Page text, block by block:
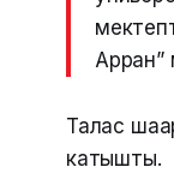
Талас
катышты.